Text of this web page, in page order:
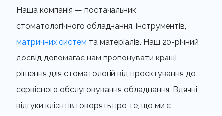
Наша компанія — постачальник
стоматологічного обладнання, інструментів,
матричних систем та матеріалів. Наш 20-річний
досвід допомагає нам пропонувати кращі
рішення для стоматологій від проєктування до
сервісного обслуговування обладнання. Вдячні
відгуки клієнтів говорять про те, що ми є